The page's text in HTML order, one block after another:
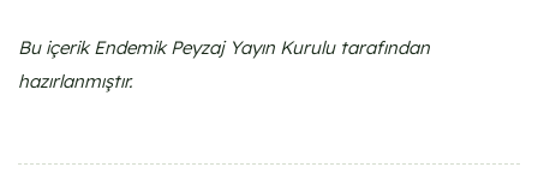
Bu içerik Endemik Peyzaj Yayın Kurulu tarafından
hazırlanmıştır.